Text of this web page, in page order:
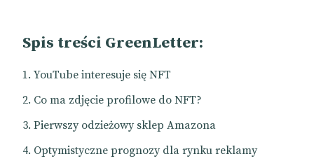
Spis treści GreenLetter:
YouTube interesuje się NFT
Co ma zdjęcie profilowe do NFT?
Pierwszy odzieżowy sklep Amazona
Optymistyczne prognozy dla rynku reklamy